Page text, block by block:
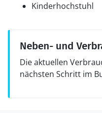
Kinderhochstuhl
Neben- und
Die aktuellen
nächsten Schritt im